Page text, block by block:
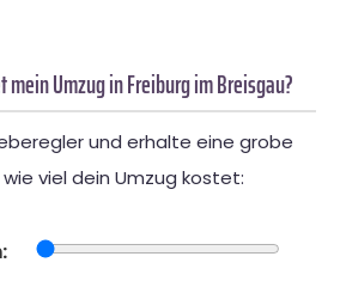
mein Umzug in Freiburg im Breisgau?
und erhalte eine grobe
viel dein Umzug kostet: